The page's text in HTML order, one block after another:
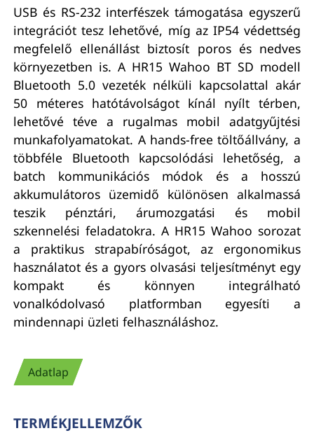
USB és RS-232 interfészek támogatása egyszerű
integrációt tesz lehetővé, míg az IP54 védettség
megfelelő ellenállást biztosít poros és nedves
környezetben is. A HR15 Wahoo BT SD modell
Bluetooth 5.0 vezeték nélküli kapcsolattal akár
50 méteres hatótávolságot kínál nyílt térben,
lehetővé téve a rugalmas mobil adatgyűjtési
munkafolyamatokat. A hands-free töltőállvány, a
többféle Bluetooth kapcsolódási lehetőség, a
batch kommunikációs módok és a hosszú
akkumulátoros üzemidő különösen alkalmassá
teszik pénztári, árumozgatási és mobil
szkennelési feladatokra. A HR15 Wahoo sorozat
a praktikus strapabíróságot, az ergonomikus
használatot és a gyors olvasási teljesítményt egy
kompakt és könnyen integrálható
vonalkódolvasó platformban egyesíti a
mindennapi üzleti felhasználáshoz.
Adatlap
TERMÉKJELLEMZŐK